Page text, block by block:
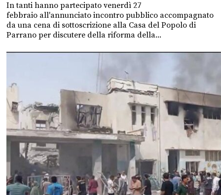
In tanti hanno partecipato venerdì 27
febbraio all'annunciato incontro pubblico accompagnato
da una cena di sottoscrizione alla Casa del Popolo di
Parrano per discutere della riforma della...